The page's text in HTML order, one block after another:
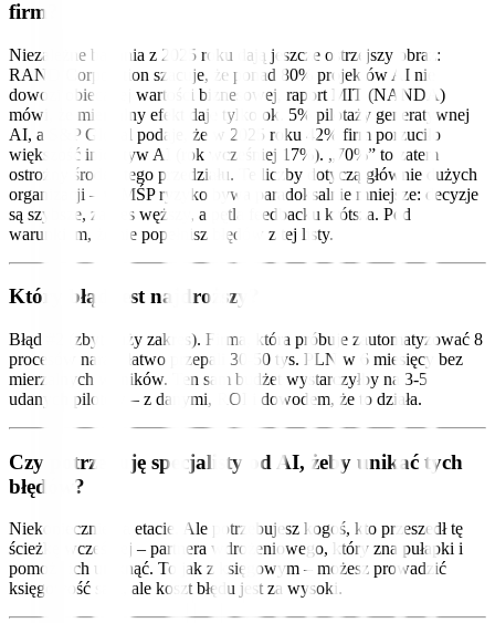
firm?
Niezależne badania z 2025 roku dają jeszcze ostrzejszy obraz:
RAND Corporation szacuje, że ponad 80% projektów AI nie
dowozi obiecanej wartości biznesowej, raport MIT (NANDA)
mówi, że mierzalny efekt daje tylko ok. 5% pilotaży generatywnej
AI, a S&P Global podaje, że w 2025 roku 42% firm porzuciło
większość inicjatyw AI (rok wcześniej 17%). „70%” to zatem
ostrożny środek tego przedziału. Te liczby dotyczą głównie dużych
organizacji – w MŚP ryzyko bywa paradoksalnie mniejsze: decyzje
są szybsze, zakres węższy, a pętla feedbacku krótsza. Pod
warunkiem, że nie popełnisz błędów z tej listy.
Który błąd jest najdroższy?
Błąd #2 (zbyt duży zakres). Firma, która próbuje zautomatyzować 8
procesów naraz, łatwo przepali 30-50 tys. PLN w 6 miesięcy bez
mierzalnych wyników. Ten sam budżet wystarczyłby na 3-5
udanych pilotów – z danymi, ROI i dowodem, że to działa.
Czy potrzebuję specjalisty od AI, żeby unikać tych
błędów?
Niekoniecznie na etacie. Ale potrzebujesz kogoś, kto przeszedł tę
ścieżkę wcześniej – partnera wdrożeniowego, który zna pułapki i
pomoże ich uniknąć. To jak z księgowym – możesz prowadzić
księgowość sam, ale koszt błędu jest za wysoki.